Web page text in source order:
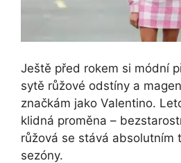
Ještě před rokem si módní
sytě růžové odstíny a
značkám jako Valentino.
klidná proměna –
růžová se stává absolutním
sezóny.